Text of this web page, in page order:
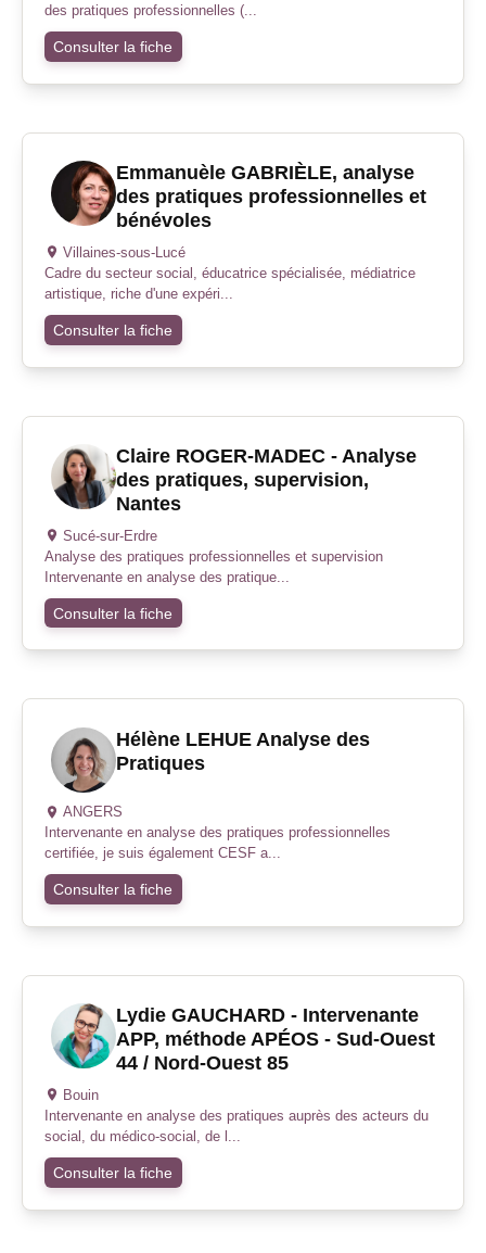
des pratiques professionnelles (...
Consulter la fiche
Emmanuèle GABRIÈLE, analyse
des pratiques professionnelles et
bénévoles
Villaines-sous-Lucé
Cadre du secteur social, éducatrice spécialisée, médiatrice
artistique, riche d'une expéri...
Consulter la fiche
Claire ROGER-MADEC - Analyse
des pratiques, supervision,
Nantes
Sucé-sur-Erdre
Analyse des pratiques professionnelles et supervision
Intervenante en analyse des pratique...
Consulter la fiche
Hélène LEHUE Analyse des
Pratiques
ANGERS
Intervenante en analyse des pratiques professionnelles
certifiée, je suis également CESF a...
Consulter la fiche
Lydie GAUCHARD - Intervenante
APP, méthode APÉOS - Sud-Ouest
44 / Nord-Ouest 85
Bouin
Intervenante en analyse des pratiques auprès des acteurs du
social, du médico-social, de l...
Consulter la fiche